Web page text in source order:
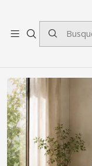
Inicio
Juego de